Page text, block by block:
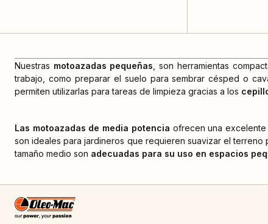
Nuestras motoazadas pequeñas , son herramientas
trabajo, como preparar el suelo para sembrar césped o
permiten utilizarlas para tareas de limpieza gracias a los
Las motoazadas de media potencia ofrecen una excelente
son ideales para jardineros que requieren suavizar el
tamaño medio son adecuadas para su uso en espacios